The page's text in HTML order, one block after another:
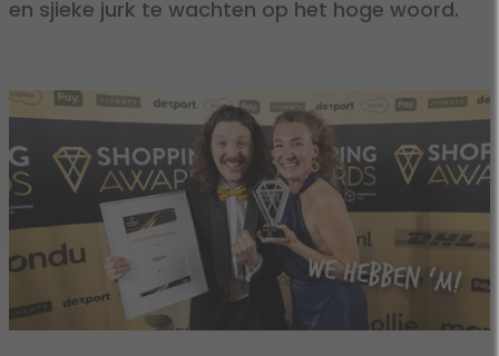
en sjieke jurk te wachten op het hoge woord.